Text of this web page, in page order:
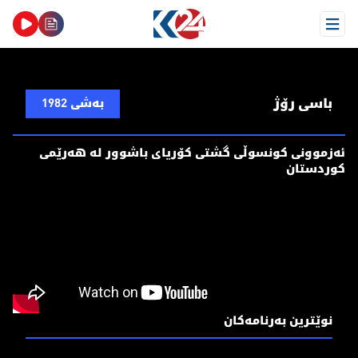
Open Menu
باسی رۆژ بەشی 1982
ئەزموونی کونسوڵی گشتی کۆریای باشوور لە هەرێمی
کوردستان
نوێترین بەرنامەکان